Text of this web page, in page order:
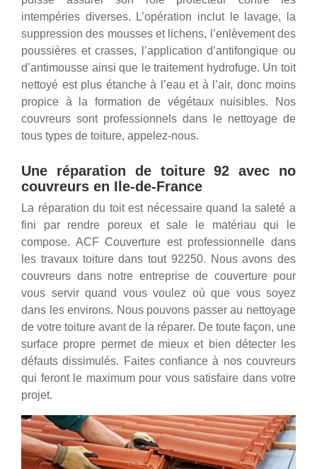
intempéries diverses. L’opération inclut le lavage, la
suppression des mousses et lichens, l’enlèvement des
poussières et crasses, l’application d’antifongique ou
d’antimousse ainsi que le traitement hydrofuge. Un toit
nettoyé est plus étanche à l’eau et à l’air, donc moins
propice à la formation de végétaux nuisibles. Nos
couvreurs sont professionnels dans le nettoyage de
tous types de toiture, appelez-nous.
Une réparation de toiture 92 avec no
couvreurs en Ile-de-France
La réparation du toit est nécessaire quand la saleté a
fini par rendre poreux et sale le matériau qui le
compose. ACF Couverture est professionnelle dans
les travaux toiture dans tout 92250. Nous avons des
couvreurs dans notre entreprise de couverture pour
vous servir quand vous voulez où que vous soyez
dans les environs. Nous pouvons passer au nettoyage
de votre toiture avant de la réparer. De toute façon, une
surface propre permet de mieux et bien détecter les
défauts dissimulés. Faites confiance à nos couvreurs
qui feront le maximum pour vous satisfaire dans votre
projet.